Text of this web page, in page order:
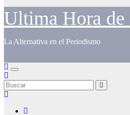
Ultima Hora de
La Alternativa en el Periodismo